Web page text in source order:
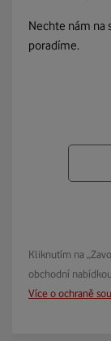
Nechte nám na
poradíme.
Kliknutím na
obchodní nabídkou.
Více o ochraně